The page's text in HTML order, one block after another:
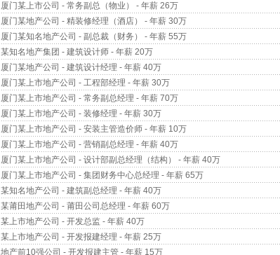
厦门某上市公司 - 常务副总（物业） - 年薪 26万
厦门某地产公司 - 精装修经理（酒店） - 年薪 30万
厦门某知名地产公司 - 副总裁（财务） - 年薪 55万
某知名地产集团 - 建筑设计师 - 年薪 20万
厦门某地产公司 - 建筑设计经理 - 年薪 40万
厦门某上市地产公司 - 工程部经理 - 年薪 30万
厦门某上市地产公司 - 常务副总经理 - 年薪 70万
厦门某上市地产公司 - 装修经理 - 年薪 30万
厦门某上市地产公司 - 安装主管造价师 - 年薪 10万
厦门某上市地产公司 - 营销副总经理 - 年薪 40万
厦门某上市地产公司 - 设计部副总经理（结构） - 年薪 40万
厦门某上市地产公司 - 集团财务中心总经理 - 年薪 65万
某知名地产公司 - 建筑副总经理 - 年薪 40万
某莆田地产公司 - 莆田公司总经理 - 年薪 60万
某上市地产公司 - 开发总监 - 年薪 40万
某上市地产公司 - 开发报建经理 - 年薪 25万
地产前10强公司 - 开发报建主管 - 年薪 15万